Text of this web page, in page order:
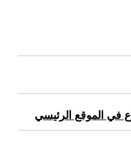
في الموقع الرئيسي